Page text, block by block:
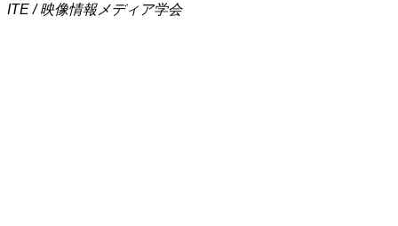
ITE / 映像情報メディア学会